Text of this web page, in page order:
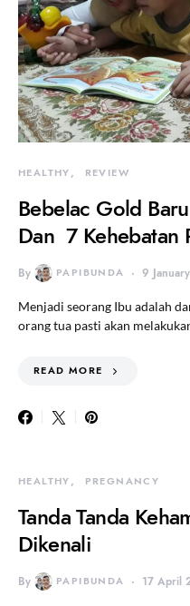
HEALTHY REVIEW
Bebelac Gold
Dan 7 Kehebatan
By PAPIBUNDA 9
Menjadi seorang Ibu adalah
orang tua pasti akan
READ MORE
HEALTHY PREGNANCY
Tanda Tanda
Dikenali
By PAPIBUNDA 17 April